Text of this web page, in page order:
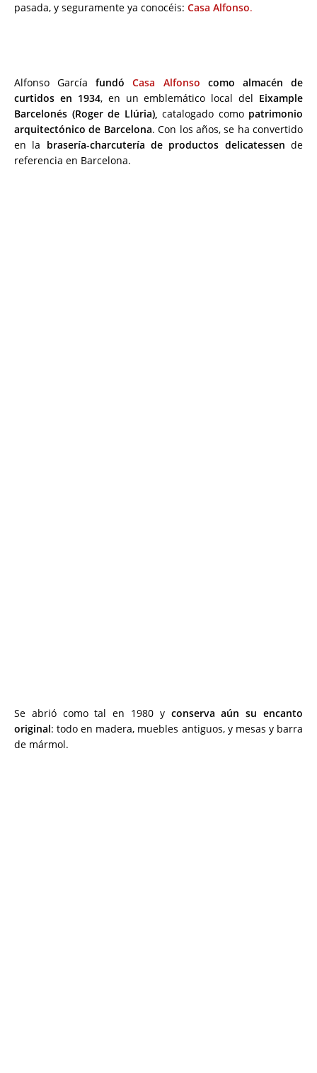
pasada, y seguramente ya conocéis: Casa Alfonso.
Alfonso GarcíafundóCasa Alfonso
como almacén de
curtidos en 1934, en un emblemático local del Eixample
Barcelonés (Roger de Llúria), catalogado como patrimonio
arquitectónico de Barcelona. Con los años, se ha convertido
en la brasería-charcutería de productos delicatessende
referencia en Barcelona.
Se abrió como tal en 1980 y conserva aún su encanto
original: todo en madera, muebles antiguos, y mesas y barra
de mármol.